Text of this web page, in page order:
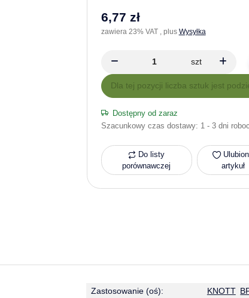
6,77 zł
zawiera 23% VAT , plus Wysyłka
szt
x
Dla tej pozycji liczba sztuk jest
Dostępny od zaraz
Szacunkowy czas dostawy: 1 - 3 dni
Do listy
porównawczej
artykuł
Zastosowanie (oś): KNOTT